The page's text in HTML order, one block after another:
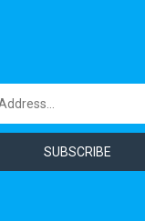
SUBSCRIBE